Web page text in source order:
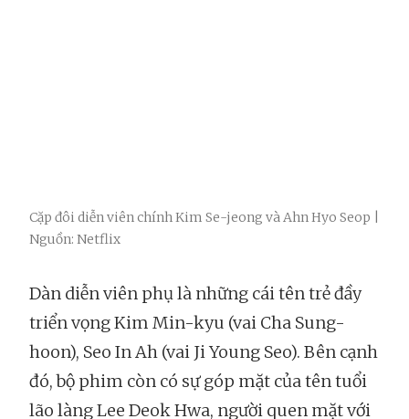
Cặp đôi diễn viên chính Kim Se-jeong và Ahn Hyo Seop |
Nguồn: Netflix
Dàn diễn viên phụ là những cái tên trẻ đầy
triển vọng Kim Min-kyu (vai Cha Sung-
hoon), Seo In Ah (vai Ji Young Seo). Bên cạnh
đó, bộ phim còn có sự góp mặt của tên tuổi
lão làng Lee Deok Hwa, người quen mặt với